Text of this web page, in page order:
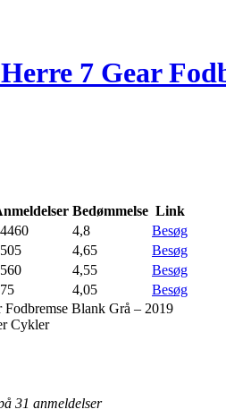
7 Gear
Bedømmelse Link
4,8
Besøg
4,65
Besøg
4,55
Besøg
4,05
Besøg
Blank Grå – 2019
Cykler
31 anmeldelser